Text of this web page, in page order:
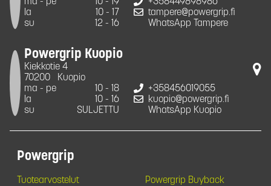
la
10 - 17
su
12 - 16
tampere@powergrip.fi
WhatsApp Tampere
Powergrip Kuopio
Kiekkotie 4
70200
Kuopio
ma - pe
10 - 18
la
10 - 16
su
SULJETTU
+358456019055
kuopio@powergrip.fi
WhatsApp Kuopio
Powergrip
Tuotearvostelut Powergrip Buyback